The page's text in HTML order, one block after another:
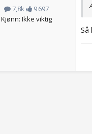
7,8k
9 697
Kjønn: Ikke viktig
Så